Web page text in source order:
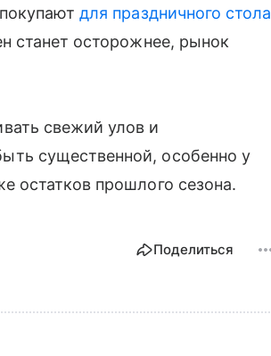
для праздничного стола
станет осторожнее, рынок
свежий улов и
существенной, особенно у
остатков прошлого сезона.
Поделиться